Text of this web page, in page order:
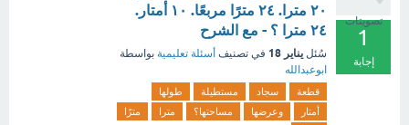
تصويتات
1
إجابة
۲۰ مترا. ٢٤ مترًا مربعًا. ١٠ أمتار.
٢٤ مترا ؟ - مع الشرح
سُئل يناير 18 في تصنيف أسئلة تعليمية بواسطة
ابوعبدالله
قطعة سجاد مستطيلة
طولها
أمتار
وعرضها مساحتها؟ مترا
مترًا